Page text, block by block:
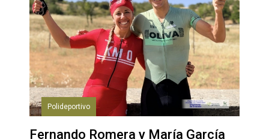
Polideportivo
Fernando Romera y María García